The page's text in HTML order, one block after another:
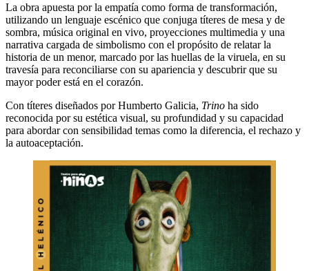
La obra apuesta por la empatía como forma de transformación,
utilizando un lenguaje escénico que conjuga títeres de mesa y de
sombra, música original en vivo, proyecciones multimedia y una
narrativa cargada de simbolismo con el propósito de relatar la
historia de un menor, marcado por las huellas de la viruela, en su
travesía para reconciliarse con su apariencia y descubrir que su
mayor poder está en el corazón.
Con títeres diseñados por Humberto Galicia, Trino ha sido
reconocida por su estética visual, su profundidad y su capacidad
para abordar con sensibilidad temas como la diferencia, el rechazo y
la autoaceptación.